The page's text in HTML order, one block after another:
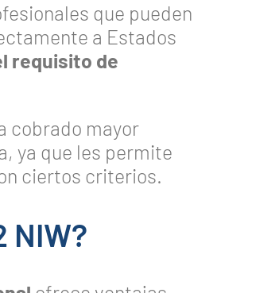
que pueden
a Estados
requisito de
cobrado mayor
ya que les permite
ciertos criterios.
NIW?